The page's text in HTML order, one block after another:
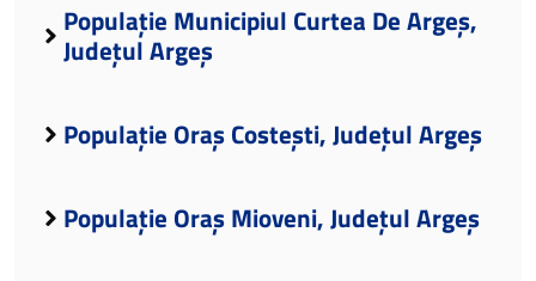
Populație Municipiul Curtea De Argeș,
Județul Argeș
Populație Oraș Costești, Județul Argeș
Populație Oraș Mioveni, Județul Argeș